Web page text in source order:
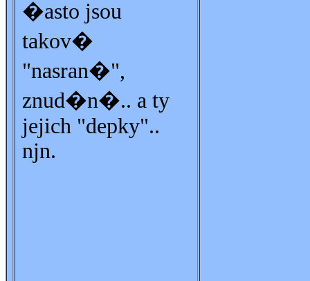
�asto jsou
takov�
"nasran�",
znud�n�.. a ty
jejich "depky"..
njn.